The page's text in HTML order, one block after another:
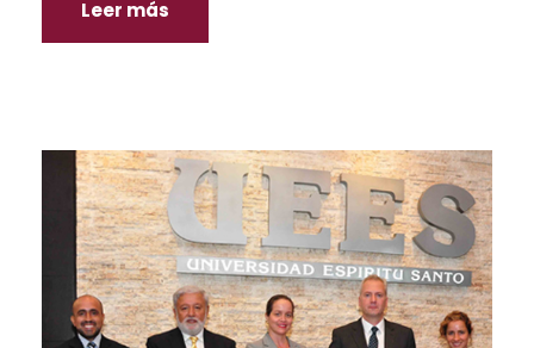
Leer más